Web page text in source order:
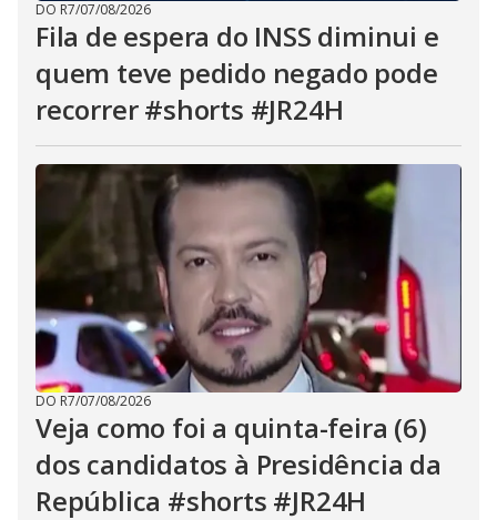
DO R7/07/08/2026
Fila de espera do INSS diminui e
quem teve pedido negado pode
recorrer #shorts #JR24H
DO R7/07/08/2026
Veja como foi a quinta-feira (6)
dos candidatos à Presidência da
República #shorts #JR24H